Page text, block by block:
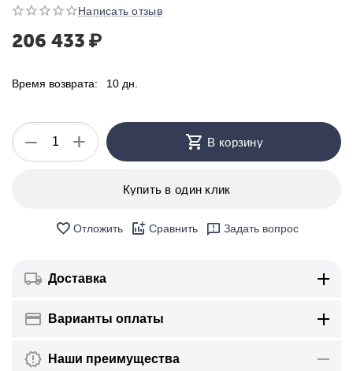
Написать отзыв
206 433 ₽
Время возврата: 10 дн.
+
− В корзину
Купить в один клик
Отложить Сравнить Задать вопрос
Доставка
Варианты оплаты
Наши преимущества